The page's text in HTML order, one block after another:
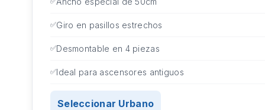
Giro en pasillos estrechos
Desmontable en 4 piezas
Ideal para ascensores antiguos
Seleccionar Urbano